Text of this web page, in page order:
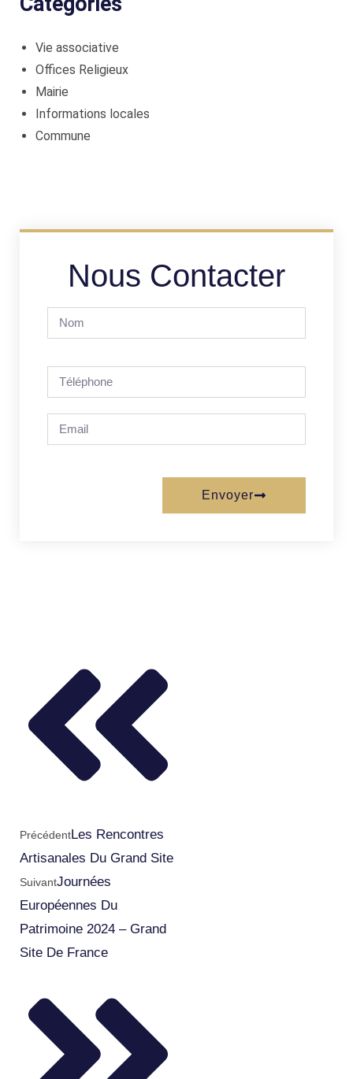
Vie associative
Offices Religieux
Mairie
Informations locales
Commune
Nous Contacter
Envoyer
PrécédentLes Rencontres
Artisanales Du Grand Site
SuivantJournées
Européennes Du
Patrimoine 2024 – Grand
Site De France